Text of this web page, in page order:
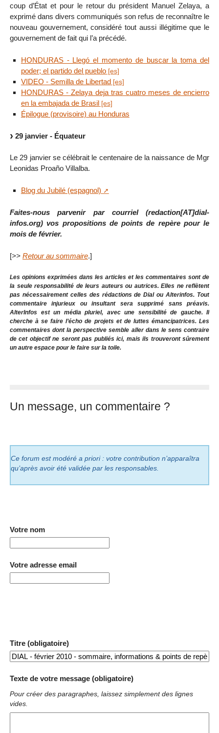
coup d’État et pour le retour du président Manuel Zelaya, a
exprimé dans divers communiqués son refus de reconnaître le
nouveau gouvernement, considéré tout aussi illégitime que le
gouvernement de fait qui l’a précédé.
HONDURAS - Llegó el momento de buscar la toma del
poder; el partido del pueblo
VIDEO - Semilla de Libertad
HONDURAS - Zelaya deja tras cuatro meses de encierro
en la embajada de Brasil
Épilogue (provisoire) au Honduras
29 janvier - Équateur
Le 29 janvier se célébrait le centenaire de la naissance de Mgr
Leonidas Proaño Villalba.
Blog du Jubilé (espagnol)
Faites-nous parvenir par courriel (redaction[AT]dial-
infos.org) vos propositions de points de repère pour le
mois de février.
[>> Retour au sommaire.]
Les opinions exprimées dans les articles et les commentaires sont de
la seule responsabilité de leurs auteurs ou autrices. Elles ne reflètent
pas nécessairement celles des rédactions de Dial ou Alterinfos. Tout
commentaire injurieux ou insultant sera supprimé sans préavis.
AlterInfos est un média pluriel, avec une sensibilité de gauche. Il
cherche à se faire l’écho de projets et de luttes émancipatrices. Les
commentaires dont la perspective semble aller dans le sens contraire
de cet objectif ne seront pas publiés ici, mais ils trouveront sûrement
un autre espace pour le faire sur la toile.
Un message, un commentaire ?
Ce forum est modéré a priori : votre contribution n’apparaîtra
qu’après avoir été validée par les responsables.
Votre nom
Votre adresse email
Titre (obligatoire)
Texte de votre message (obligatoire)
Pour créer des paragraphes, laissez simplement des lignes
vides.